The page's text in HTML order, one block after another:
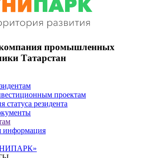
промышленных
Татарстан
проектам
статуса резидента
информация